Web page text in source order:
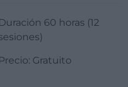
Duración 60 horas (12
Precio: Gratuito